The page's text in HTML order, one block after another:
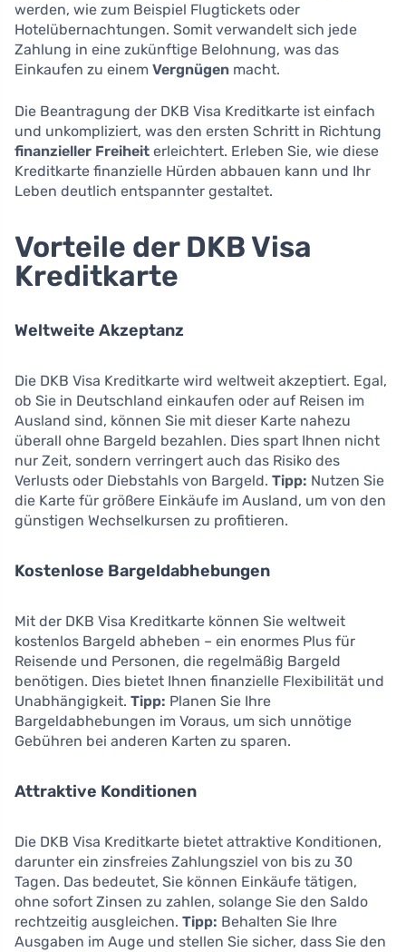
werden, wie zum Beispiel Flugtickets oder
Hotelübernachtungen. Somit verwandelt sich jede
Zahlung in eine zukünftige Belohnung, was das
Einkaufen zu einem Vergnügen macht.
Die Beantragung der DKB Visa Kreditkarte ist einfach
und unkompliziert, was den ersten Schritt in Richtung
finanzieller Freiheit erleichtert. Erleben Sie, wie diese
Kreditkarte finanzielle Hürden abbauen kann und Ihr
Leben deutlich entspannter gestaltet.
Vorteile der DKB Visa
Kreditkarte
Weltweite Akzeptanz
Die DKB Visa Kreditkarte wird weltweit akzeptiert. Egal,
ob Sie in Deutschland einkaufen oder auf Reisen im
Ausland sind, können Sie mit dieser Karte nahezu
überall ohne Bargeld bezahlen. Dies spart Ihnen nicht
nur Zeit, sondern verringert auch das Risiko des
Verlusts oder Diebstahls von Bargeld. Tipp: Nutzen Sie
die Karte für größere Einkäufe im Ausland, um von den
günstigen Wechselkursen zu profitieren.
Kostenlose Bargeldabhebungen
Mit der DKB Visa Kreditkarte können Sie weltweit
kostenlos Bargeld abheben – ein enormes Plus für
Reisende und Personen, die regelmäßig Bargeld
benötigen. Dies bietet Ihnen finanzielle Flexibilität und
Unabhängigkeit. Tipp: Planen Sie Ihre
Bargeldabhebungen im Voraus, um sich unnötige
Gebühren bei anderen Karten zu sparen.
Attraktive Konditionen
Die DKB Visa Kreditkarte bietet attraktive Konditionen,
darunter ein zinsfreies Zahlungsziel von bis zu 30
Tagen. Das bedeutet, Sie können Einkäufe tätigen,
ohne sofort Zinsen zu zahlen, solange Sie den Saldo
rechtzeitig ausgleichen. Tipp: Behalten Sie Ihre
Ausgaben im Auge und stellen Sie sicher, dass Sie den